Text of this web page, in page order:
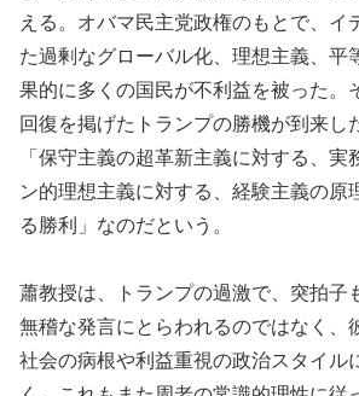
える。オバマ民主党政権のもとで、イ
た過剰なグローバル化、理想主義、平
果的に多くの国民が不利益を被った。
回復を掲げたトランプの勝機が到来し
「保守主義の超革新主義に対する、実
ン的理想主義に対する、経験主義の原
る勝利」なのだという。
蕭教授は、トランプの過激で、突拍子
無稽な発言にとらわれるのではなく、
社会の病根や利益重視の政治スタイル